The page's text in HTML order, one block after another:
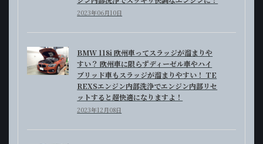
2023年06月10日
BMW 118i 欧州車ってスラッジが溜まりや
すい？ 欧州車に限らずディーゼル車やハイ
ブリッド車もスラッジが溜まりやすい！ TE
REXSエンジン内部洗浄でエンジン内部リセ
ットすると超快適になりますよ！
2023年12月08日